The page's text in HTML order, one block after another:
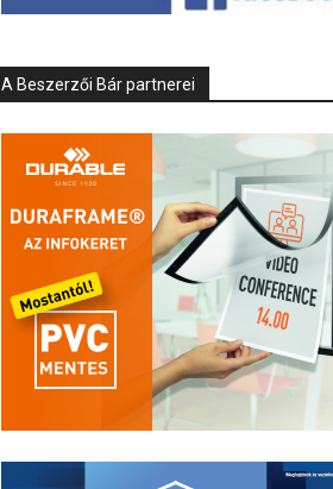
A Beszerzői Bár partnerei